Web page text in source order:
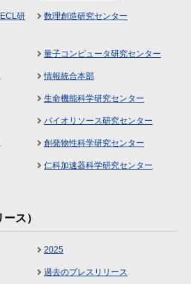
研
数理創造研究センター
量子コンピュータ研究センター
情報統合本部
生命機能科学研究センター
バイオリソース研究センター
創発物性科学研究センター
仁科加速器科学研究センター
ス）
2025
過去のプレスリリース